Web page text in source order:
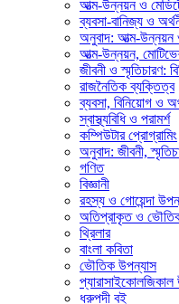
আত্ম-উন্নয়ন ও
ব্যবসা-বানিজ্য ও
অনুবাদ: আত্ম-উন্নয়ন
আত্ম-উন্নয়ন,
জীবনী ও স্মৃতিচারণ:
রাজনৈতিক ব্যক্তিত্ব
ব্যবসা, বিনিয়োগ ও
স্বাস্থ্যবিধি ও পরামর্শ
কম্পিউটার প্রোগ্রামিং
অনুবাদ: জীবনী,
গণিত
বিজ্ঞানী
রহস্য ও গোয়েন্দা
অতিপ্রাকৃত ও
থ্রিলার
বাংলা কবিতা
ভৌতিক উপন্যাস
ধ্রুপদী বই